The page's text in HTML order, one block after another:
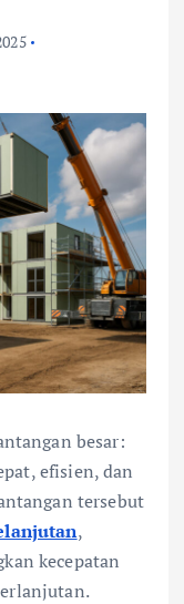
besar:
efisien, dan
tersebut
,
kecepatan